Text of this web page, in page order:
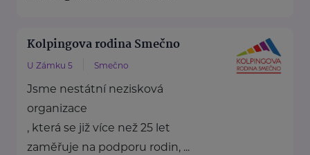
Kolpingova rodina Smečno
U Zámku 5 Smečno
Jsme nestátní nezisková
organizace
, která se již více než 25 let
zaměřuje na podporu rodin, ...